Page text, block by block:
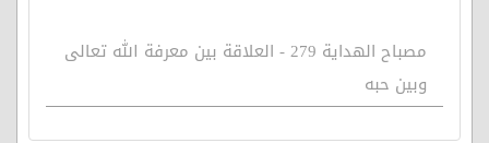
مصباح الهداية 279 - العلاقة بين معرفة الله تعالى
وبين حبه